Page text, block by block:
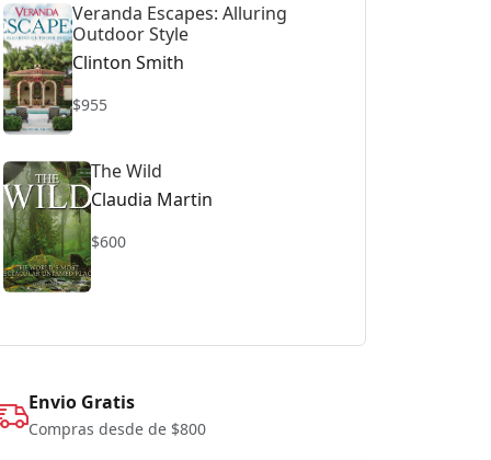
Veranda Escapes: Alluring
Outdoor Style
Clinton Smith
$955
The Wild
Claudia Martin
$600
Envio Gratis
Compras desde de $800